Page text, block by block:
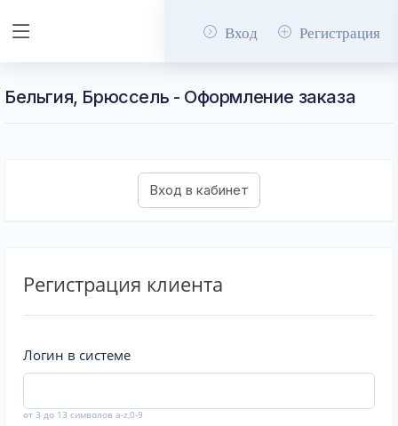
Вход Регистрация
Бельгия, Брюссель - Оформление заказа
Регистрация клиента
Логин в системе
от 3 до 13 символов a-z,0-9